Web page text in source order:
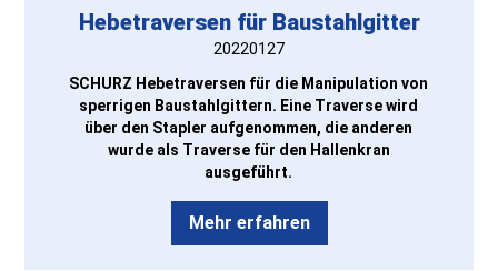
Hebetraversen für Baustahlgitter
20220127
SCHURZ Hebetraversen für die Manipulation von
sperrigen Baustahlgittern. Eine Traverse wird
über den Stapler aufgenommen, die anderen
wurde als Traverse für den Hallenkran
ausgeführt.
Mehr erfahren